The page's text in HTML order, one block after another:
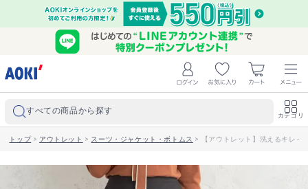
すべての商品から探す カテゴリ
トップ> アウトレット > スーツ・ジャケット・ボトムス > 【アウトレット】洗えるキレ